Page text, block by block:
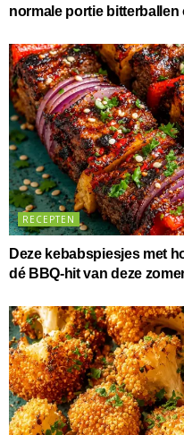
normale portie bitterballen
RECEPTEN
Deze kebabspiesjes met
dé BBQ-hit van deze